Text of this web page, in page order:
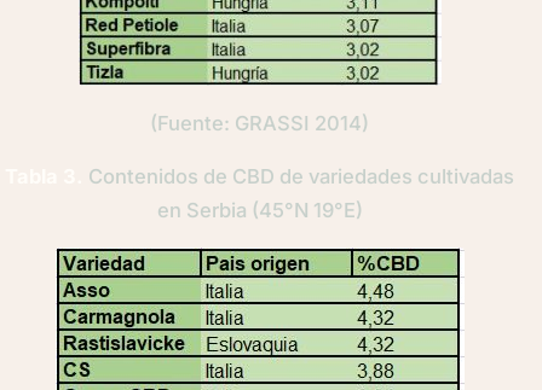
(Fuente: GRASSI 2014)
Contenidos de CBD de variedades cultivadas
en Serbia (45°N 19°E)